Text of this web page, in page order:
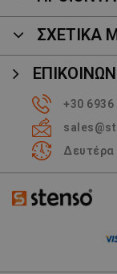
ΣΧΕΤΙΚΑ
+30 6936
Δευτέρα